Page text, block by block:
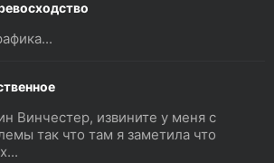
Винчестер, извините у меня с
так что там я заметила что